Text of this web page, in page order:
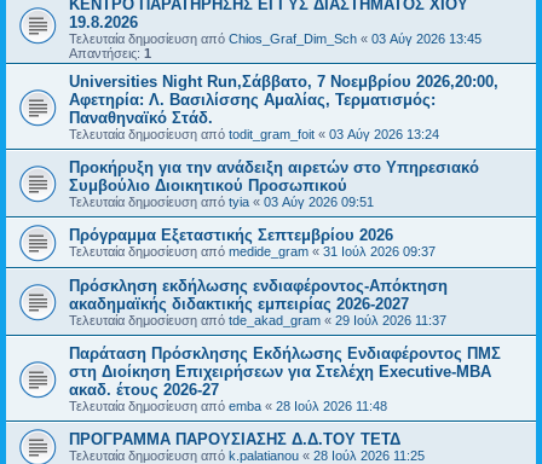
ΚΕΝΤΡΟ ΠΑΡΑΤΗΡΗΣΗΣ ΕΓΓΥΣ ΔΙΑΣΤΗΜΑΤΟΣ ΧΙΟΥ
19.8.2026
Τελευταία δημοσίευση από Chios_Graf_Dim_Sch « 03 Αύγ 2026 13:45
Απαντήσεις: 1
Universities Night Run,Σάββατο, 7 Νοεμβρίου 2026,20:00,
Αφετηρία: Λ. Βασιλίσσης Αμαλίας, Τερματισμός:
Παναθηναϊκό Στάδ.
Τελευταία δημοσίευση από todit_gram_foit « 03 Αύγ 2026 13:24
Προκήρυξη για την ανάδειξη αιρετών στο Υπηρεσιακό
Συμβούλιο Διοικητικού Προσωπικού
Τελευταία δημοσίευση από tyia « 03 Αύγ 2026 09:51
Πρόγραμμα Εξεταστικής Σεπτεμβρίου 2026
Τελευταία δημοσίευση από medide_gram « 31 Ιούλ 2026 09:37
Πρόσκληση εκδήλωσης ενδιαφέροντος-Απόκτηση
ακαδημαϊκής διδακτικής εμπειρίας 2026-2027
Τελευταία δημοσίευση από tde_akad_gram « 29 Ιούλ 2026 11:37
Παράταση Πρόσκλησης Εκδήλωσης Ενδιαφέροντος ΠΜΣ
στη Διοίκηση Επιχειρήσεων για Στελέχη Executive-MBΑ
ακαδ. έτους 2026-27
Τελευταία δημοσίευση από emba « 28 Ιούλ 2026 11:48
ΠΡΟΓΡΑΜΜΑ ΠΑΡΟΥΣΙΑΣΗΣ Δ.Δ.ΤΟΥ ΤΕΤΔ
Τελευταία δημοσίευση από k.palatianou « 28 Ιούλ 2026 11:25